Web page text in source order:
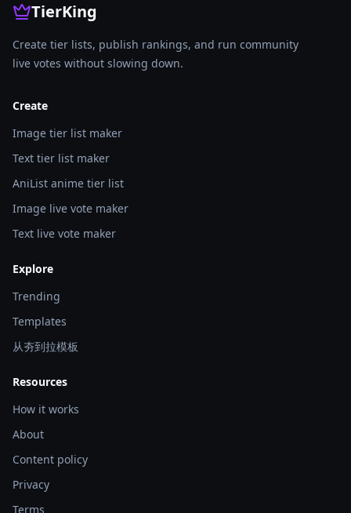
TierKing
Create tier lists, publish rankings, and run community
live votes without slowing down.
Create
Image tier list maker
Text tier list maker
AniList anime tier list
Image live vote maker
Text live vote maker
Explore
Trending
Templates
从夯到拉模板
Resources
How it works
About
Content policy
Privacy
Terms